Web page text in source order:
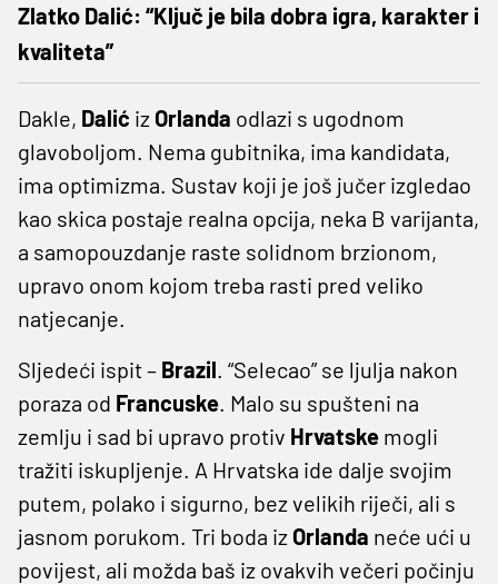
Zlatko Dalić: “Ključ je bila dobra igra, karakter i
kvaliteta”
Dakle, Dalić iz Orlanda odlazi s ugodnom
glavoboljom. Nema gubitnika, ima kandidata,
ima optimizma. Sustav koji je još jučer izgledao
kao skica postaje realna opcija, neka B varijanta,
a samopouzdanje raste solidnom brzionom,
upravo onom kojom treba rasti pred veliko
natjecanje.
Sljedeći ispit – Brazil. “Selecao” se ljulja nakon
poraza od Francuske. Malo su spušteni na
zemlju i sad bi upravo protiv Hrvatske mogli
tražiti iskupljenje. A Hrvatska ide dalje svojim
putem, polako i sigurno, bez velikih riječi, ali s
jasnom porukom. Tri boda iz Orlanda neće ući u
povijest, ali možda baš iz ovakvih večeri počinju